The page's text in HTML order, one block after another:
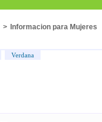
> Informacion para Mujeres
Verdana